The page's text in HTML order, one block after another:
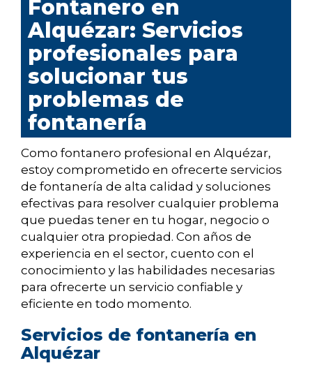
Fontanero en
Alquézar: Servicios
profesionales para
solucionar tus
problemas de
fontanería
Como fontanero profesional en Alquézar,
estoy comprometido en ofrecerte servicios
de fontanería de alta calidad y soluciones
efectivas para resolver cualquier problema
que puedas tener en tu hogar, negocio o
cualquier otra propiedad. Con años de
experiencia en el sector, cuento con el
conocimiento y las habilidades necesarias
para ofrecerte un servicio confiable y
eficiente en todo momento.
Servicios de fontanería en
Alquézar